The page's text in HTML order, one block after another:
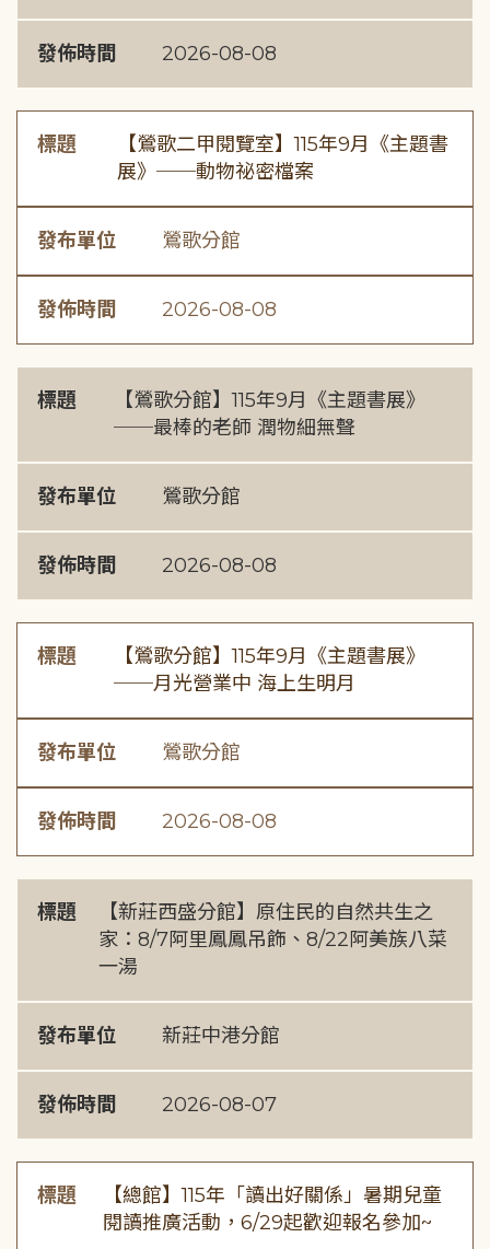
發佈時間 2026-08-08
標題
【鶯歌二甲閱覽室】115年9月《主題書
展》──動物祕密檔案
發布單位 鶯歌分館
發佈時間 2026-08-08
標題
【鶯歌分館】115年9月《主題書展》
──最棒的老師 潤物細無聲
發布單位 鶯歌分館
發佈時間 2026-08-08
標題
【鶯歌分館】115年9月《主題書展》
──月光營業中 海上生明月
發布單位 鶯歌分館
發佈時間 2026-08-08
標題
【新莊西盛分館】原住民的自然共生之
家：8/7阿里鳳鳳吊飾、8/22阿美族八菜
一湯
發布單位 新莊中港分館
發佈時間 2026-08-07
標題
【總館】115年「讀出好關係」暑期兒童
閱讀推廣活動，6/29起歡迎報名參加~